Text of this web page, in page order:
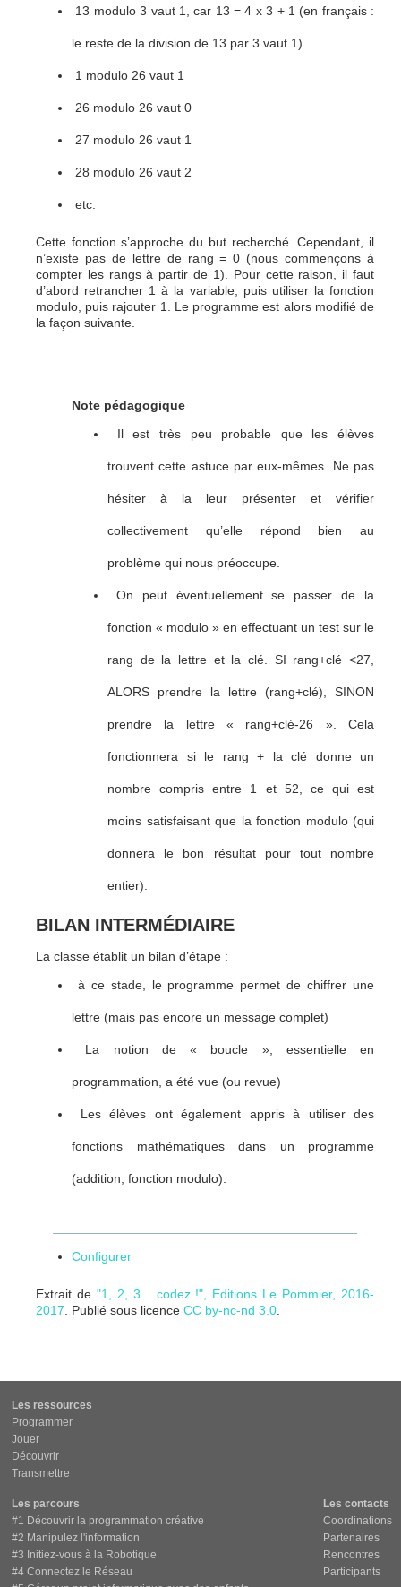
13 modulo 3 vaut 1, car 13 = 4 x 3 + 1 (en français :
le reste de la division de 13 par 3 vaut 1)
1 modulo 26 vaut 1
26 modulo 26 vaut 0
27 modulo 26 vaut 1
28 modulo 26 vaut 2
etc.
Cette fonction s’approche du but recherché. Cependant, il
n’existe pas de lettre de rang = 0 (nous commençons à
compter les rangs à partir de 1). Pour cette raison, il faut
d’abord retrancher 1 à la variable, puis utiliser la fonction
modulo, puis rajouter 1. Le programme est alors modifié de
la façon suivante.
Note pédagogique
Il est très peu probable que les élèves
trouvent cette astuce par eux-mêmes. Ne pas
hésiter à la leur présenter et vérifier
collectivement qu’elle répond bien au
problème qui nous préoccupe.
On peut éventuellement se passer de la
fonction « modulo » en effectuant un test sur le
rang de la lettre et la clé. SI rang+clé <27,
ALORS prendre la lettre (rang+clé), SINON
prendre la lettre « rang+clé-26 ». Cela
fonctionnera si le rang + la clé donne un
nombre compris entre 1 et 52, ce qui est
moins satisfaisant que la fonction modulo (qui
donnera le bon résultat pour tout nombre
entier).
BILAN INTERMÉDIAIRE
La classe établit un bilan d’étape :
à ce stade, le programme permet de chiffrer une
lettre (mais pas encore un message complet)
La notion de « boucle », essentielle en
programmation, a été vue (ou revue)
Les élèves ont également appris à utiliser des
fonctions mathématiques dans un programme
(addition, fonction modulo).
Configurer
Extrait de "1, 2, 3... codez !", Editions Le Pommier, 2016-
2017 . Publié sous licence CC by-nc-nd 3.0
Les ressources
Programmer
Jouer
Découvrir
Transmettre
Les parcours
#1 Découvrir la programmation créative
#2 Manipulez l'information
#3 Initiez-vous à la Robotique
#4 Connectez le Réseau
Les contacts
Coordinations
Partenaires
Rencontres
Participants